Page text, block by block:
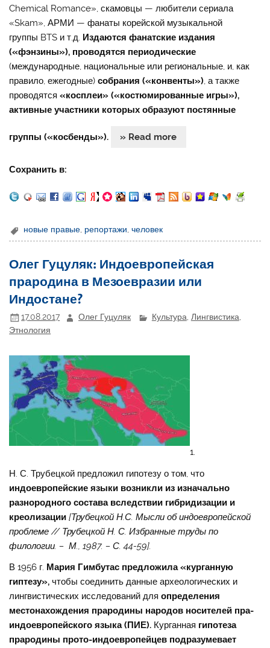
Chemical Romance», скамовцы — любители сериала
«Skam», АРМИ — фанаты корейской музыкальной
группы BTS и т.д. Издаются фанатские издания
(«фэнзины»), проводятся периодические
(международные, национальные или региональные, и, как
правило, ежегодные) собрания («конвенты»), а также
проводятся«косплеи» («костюмированные игры»),
активные участники которых образуют постянные
группы («косбенды»). » Read more
Сохранить в:
новые правые, репортажи,человек
Олег Гуцуляк: Индоевропейская
прародина в Мезоевразии или
Индостане?
17.08.2017 Олег Гуцуляк Культура, Лингвистика,
Этнология
1.
Н. С. Трубецкой предложил гипотезу о том, что
индоевропейские языки возникли из изначально
разнородного состава вследствии гибридизации и
креолизации [Трубецкой Н.С. Мысли об индоевропейской
проблеме // Трубецкой Н. С. Избранные труды по
филологии. – М., 1987. – С. 44-59].
В 1956 г. Мария Гимбутас предложила«курганную
гиптезу», чтобы соединить данные археологических и
лингвистических исследований дляопределения
местонахождения прародины народов носителей пра-
индоевропейского языка (ПИЕ). Курганная гипотеза
прародины прото-индоевропейцев подразумевает